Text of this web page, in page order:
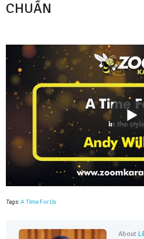
CHUẨN
Tags:A Time For Us
About